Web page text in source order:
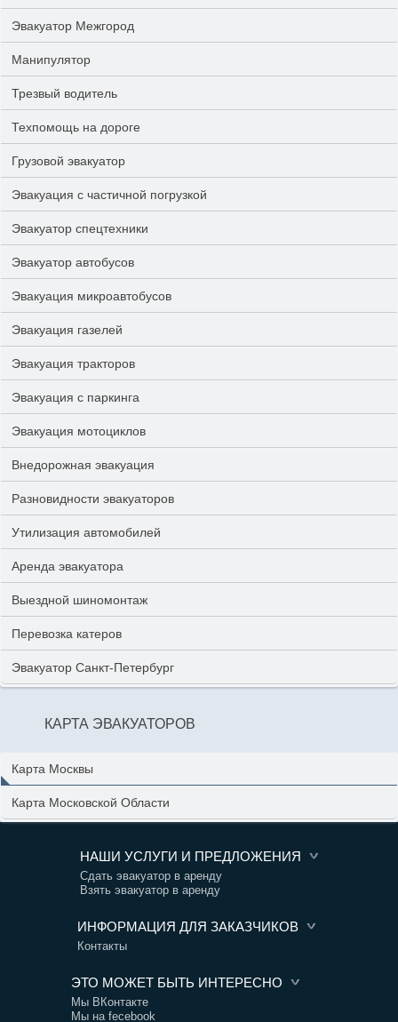
Эвакуатор Межгород
Манипулятор
Трезвый водитель
Техпомощь на дороге
Грузовой эвакуатор
Эвакуация с частичной погрузкой
Эвакуатор спецтехники
Эвакуатор автобусов
Эвакуация микроавтобусов
Эвакуация газелей
Эвакуация тракторов
Эвакуация с паркинга
Эвакуация мотоциклов
Внедорожная эвакуация
Разновидности эвакуаторов
Утилизация автомобилей
Аренда эвакуатора
Выездной шиномонтаж
Перевозка катеров
Эвакуатор Санкт-Петербург
КАРТА ЭВАКУАТОРОВ
Карта Москвы
Карта Московской Области
НАШИ УСЛУГИ И ПРЕДЛОЖЕНИЯ
Сдать эвакуатор в аренду
Взять эвакуатор в аренду
ИНФОРМАЦИЯ ДЛЯ ЗАКАЗЧИКОВ
Контакты
ЭТО МОЖЕТ БЫТЬ ИНТЕРЕСНО
Мы ВКонтакте
Мы на fecebook